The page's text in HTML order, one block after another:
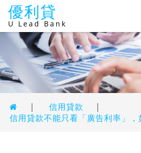
優利貸
U Lead Bank
| 信用貸款
|
信用貸款不能只看「廣告利率」